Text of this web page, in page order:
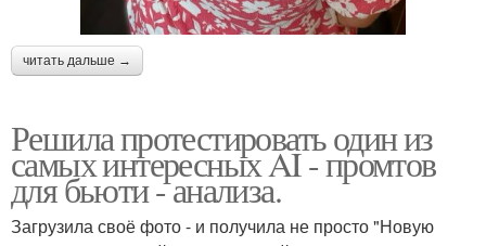
читать дальше →
Решила протестировать один из
самых интересных AI - промтов
для бьюти - анализа.
Загрузила своё фото - и получила не просто "Новую